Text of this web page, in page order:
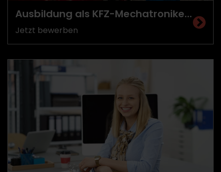
Ausbildung als KFZ-Mechatroniker/-in (m/w/d)
Jetzt bewerben